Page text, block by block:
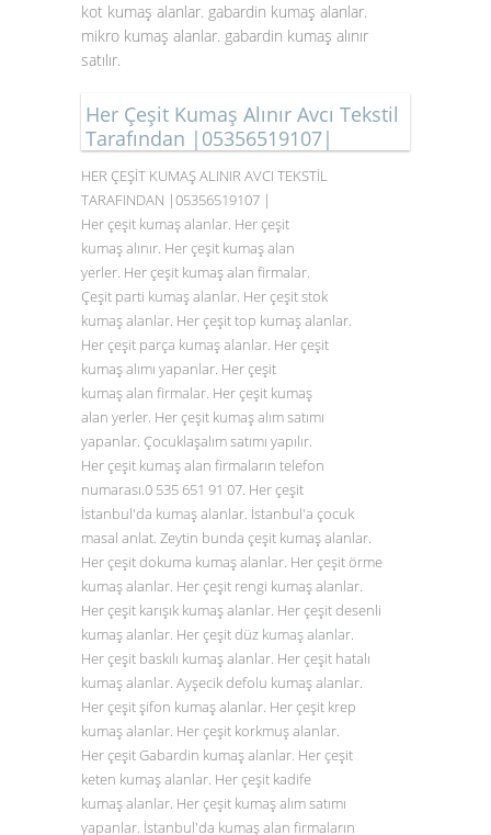
kot kumaş alanlar. gabardin kumaş alanlar.
mikro kumaş alanlar. gabardin kumaş alınır
satılır.
Her Çeşit Kumaş Alınır Avcı Tekstil
Tarafından |05356519107|
HER ÇEŞİT KUMAŞ ALINIR AVCI TEKSTİL
TARAFINDAN |05356519107 |
Her çeşit kumaş alanlar. Her çeşit
kumaş alınır. Her çeşit kumaş alan
yerler. Her çeşit kumaş alan firmalar.
Çeşit parti kumaş alanlar. Her çeşit stok
kumaş alanlar. Her çeşit top kumaş alanlar.
Her çeşit parça kumaş alanlar. Her çeşit
kumaş alımı yapanlar. Her çeşit
kumaş alan firmalar. Her çeşit kumaş
alan yerler. Her çeşit kumaş alım satımı
yapanlar. Çocuklaşalım satımı yapılır.
Her çeşit kumaş alan firmaların telefon
numarası.0 535 651 91 07. Her çeşit
İstanbul'da kumaş alanlar. İstanbul'a çocuk
masal anlat. Zeytin bunda çeşit kumaş alanlar.
Her çeşit dokuma kumaş alanlar. Her çeşit örme
kumaş alanlar. Her çeşit rengi kumaş alanlar.
Her çeşit karışık kumaş alanlar. Her çeşit desenli
kumaş alanlar. Her çeşit düz kumaş alanlar.
Her çeşit baskılı kumaş alanlar. Her çeşit hatalı
kumaş alanlar. Ayşecik defolu kumaş alanlar.
Her çeşit şifon kumaş alanlar. Her çeşit krep
kumaş alanlar. Her çeşit korkmuş alanlar.
Her çeşit Gabardin kumaş alanlar. Her çeşit
keten kumaş alanlar. Her çeşit kadife
kumaş alanlar. Her çeşit kumaş alım satımı
yapanlar. İstanbul'da kumaş alan firmaların